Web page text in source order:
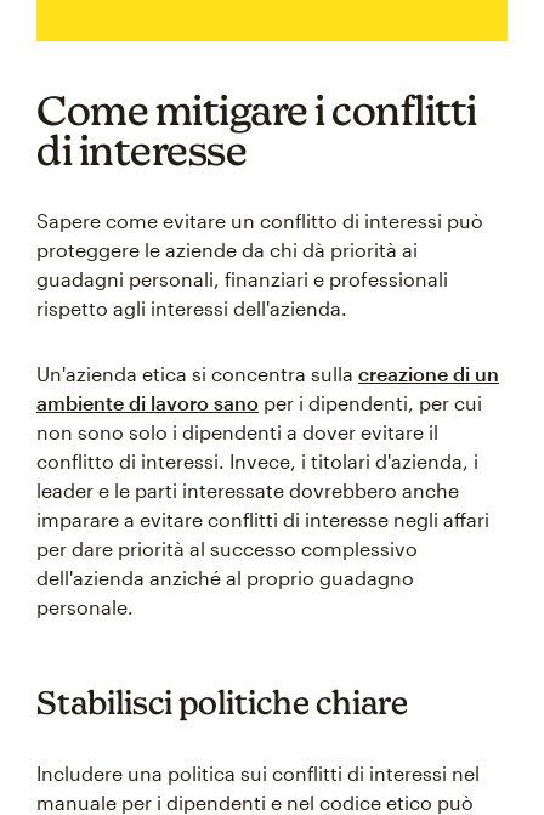
Come mitigare i conflitti
di interesse
Sapere come evitare un conflitto di interessi può
proteggere le aziende da chi dà priorità ai
guadagni personali, finanziari e professionali
rispetto agli interessi dell'azienda.
Un'azienda etica si concentra sulla creazione di un
ambiente di lavoro sano per i dipendenti, per cui
non sono solo i dipendenti a dover evitare il
conflitto di interessi. Invece, i titolari d'azienda, i
leader e le parti interessate dovrebbero anche
imparare a evitare conflitti di interesse negli affari
per dare priorità al successo complessivo
dell'azienda anziché al proprio guadagno
personale.
Stabilisci politiche chiare
Includere una politica sui conflitti di interessi nel
manuale per i dipendenti e nel codice etico può